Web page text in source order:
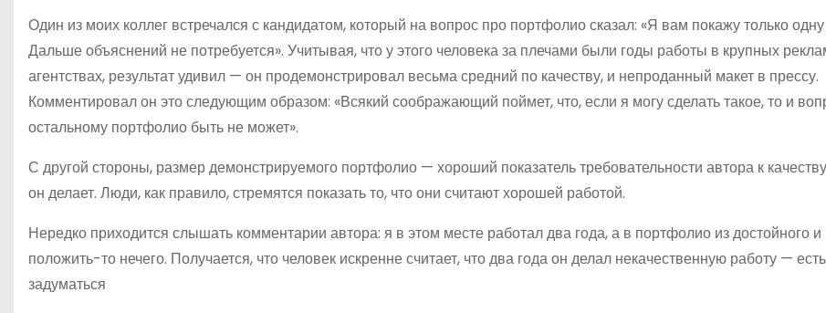
Один из моих коллег встречался с кандидатом, который на вопрос про портфолио сказал: «Я вам покажу только
Дальше объяснений не потребуется». Учитывая, что у этого человека за плечами были годы работы в крупных
агентствах, результат удивил — он продемонстрировал весьма средний по качеству, и непроданный макет в прессу.
Комментировал он это следующим образом: «Всякий соображающий поймет, что, если я могу сделать такое, то и
остальному портфолио быть не может».
С другой стороны, размер демонстрируемого портфолио — хороший показатель требовательности автора к качеству
он делает. Люди, как правило, стремятся показать то, что они считают хорошей работой.
Нередко приходится слышать комментарии автора: я в этом месте работал два года, а в портфолио из достойного и
положить-то нечего. Получается, что человек искренне считает, что два года он делал некачественную работу —
задуматься